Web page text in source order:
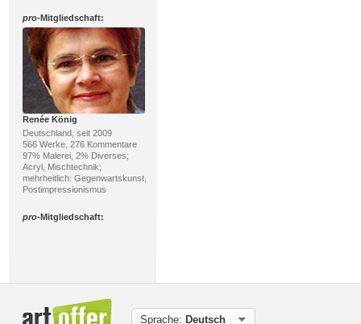
pro-Mitgliedschaft:
Renée König
Deutschland, seit 2009
566 Werke, 276 Kommentare
97% Malerei, 2% Diverses;
Acryl, Mischtechnik;
mehrheitlich: Gegenwartskunst,
Postimpressionismus
pro-Mitgliedschaft:
Sprache: Deutsch